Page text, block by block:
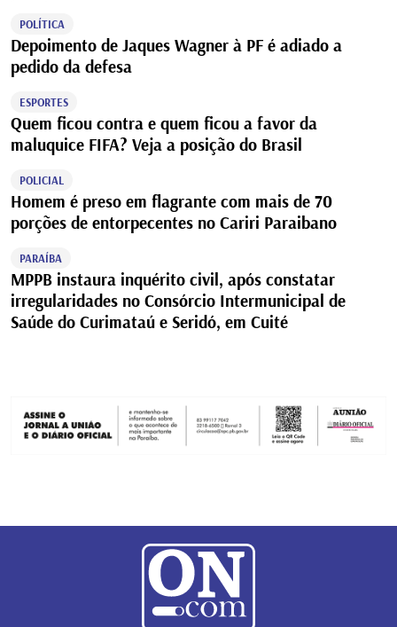
POLÍTICA
Depoimento de Jaques Wagner à PF é adiado a
pedido da defesa
ESPORTES
Quem ficou contra e quem ficou a favor da
maluquice FIFA? Veja a posição do Brasil
POLICIAL
Homem é preso em flagrante com mais de 70
porções de entorpecentes no Cariri Paraibano
PARAÍBA
MPPB instaura inquérito civil, após constatar
irregularidades no Consórcio Intermunicipal de
Saúde do Curimataú e Seridó, em Cuité